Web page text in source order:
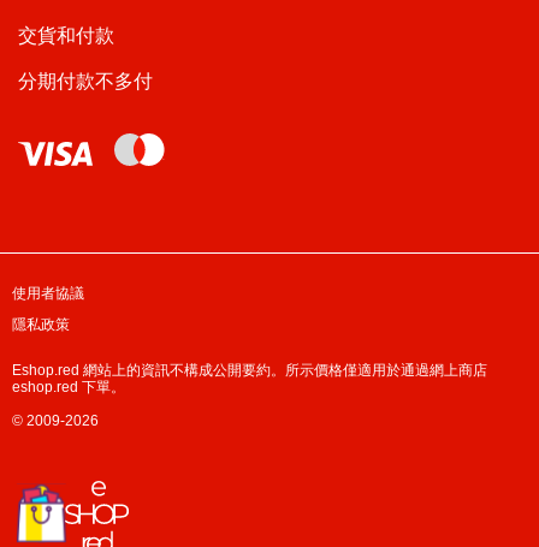
交貨和付款
分期付款不多付
使用者協議
隱私政策
Eshop.red 網站上的資訊不構成公開要約。所示價格僅適用於通過網上商店
eshop.red 下單。
© 2009-2026